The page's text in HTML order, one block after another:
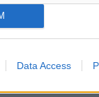
Data Access
στη
19 ώρες